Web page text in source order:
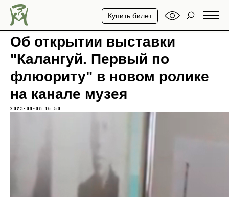
Купить билет
Об открытии выставки
"Калангуй. Первый по
флюориту" в новом ролике
на канале музея
2023-08-08 16:50